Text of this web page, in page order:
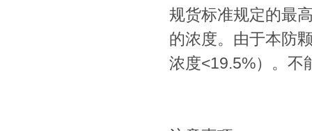
规货标准规定的最
的浓度。由于本防
浓度<19.5%）。不